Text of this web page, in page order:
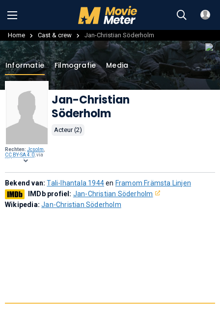
Home Cast & crew Jan-Christian Söderholm
Rechten: Jcsolm,
CC BY-SA 4.0, via
Wikimedia
Informatie Filmografie Media
Jan-Christian
Söderholm
Acteur (2)
Bekend van:Tali-Ihantala 1944en Framom Främsta Linjen
IMDb profiel: Jan-Christian Söderholm
Wikipedia:Jan-Christian Söderholm